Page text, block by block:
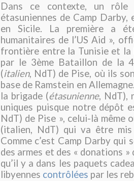
Dans ce contexte, un
étasuniennes de Camp
en Sicile. La première a
humanitaires de l’US Aid »,
frontière entre la Tunisie et la
par le 3ème Bataillon de la
(italien, NdT) de Pise, où ils
base de Ramstein en
la brigade (étasunienne, NdT),
uniques puisque notre dépôt
NdT) de Pise », celui-là
(italien, NdT) qui va être
Comme c’est Camp Darby qui
des armes et des « donations
qu’il y a dans les paquets
libyennes contrôlées par les